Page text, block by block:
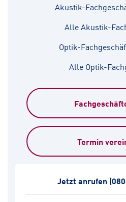
Akustik-
Alle Akustik-
Optik-
Alle Optik-
Termin
Jetzt anrufen